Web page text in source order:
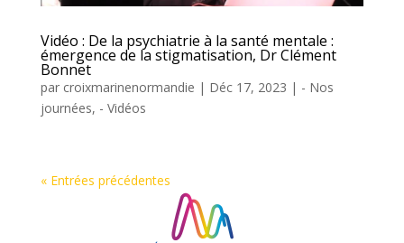
Vidéo : De la psychiatrie à la santé mentale :
émergence de la stigmatisation, Dr Clément
Bonnet
par croixmarinenormandie | Déc 17, 2023 | - Nos
journées, - Vidéos
« Entrées précédentes